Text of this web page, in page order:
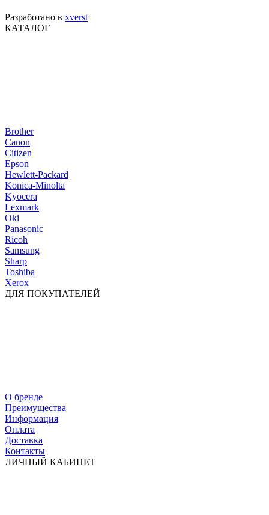
Разработано в xverst
КАТАЛОГ
Brother
Canon
Citizen
Epson
Hewlett-Packard
Konica-Minolta
Kyocera
Lexmark
Oki
Panasonic
Ricoh
Samsung
Sharp
Toshiba
Xerox
ДЛЯ ПОКУПАТЕЛЕЙ
О бренде
Преимущества
Информация
Оплата
Доставка
Контакты
ЛИЧНЫЙ КАБИНЕТ